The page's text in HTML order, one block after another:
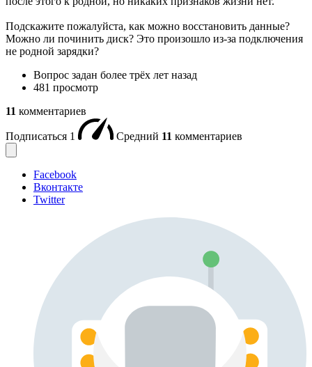
Подскажите пожалуйста, как можно восстановить данные?
Можно ли починить диск? Это произошло из-за подключения
не родной зарядки?
Вопрос задан более трёх лет назад
481 просмотр
11 комментариев
Подписаться 1 Средний 11 комментариев
Facebook
Вконтакте
Twitter